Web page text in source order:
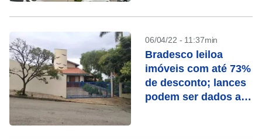
06/04/22 - 11:37min
Bradesco leiloa
imóveis com até 73%
de desconto; lances
podem ser dados até